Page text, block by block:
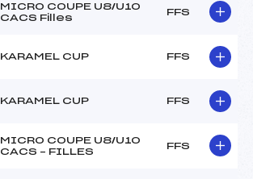
MICRO COUPE U8/U10
CACS Filles
FFS
KARAMEL CUP FFS
KARAMEL CUP FFS
MICRO COUPE U8/U10
CACS – FILLES
FFS